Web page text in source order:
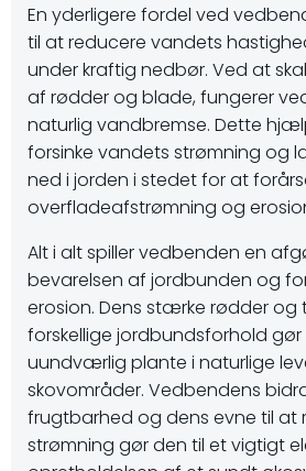
En yderligere fordel ved
til at reducere vandets
under kraftig nedbør. Ved at
af rødder og blade, fungerer
naturlig vandbremse. Dette
forsinke vandets strømning og
ned i jorden i stedet for at
overfladeafstrømning og
Alt i alt spiller vedbenden en
bevarelsen af jordbunden og
erosion. Dens stærke rødder og
forskellige jordbundsforhold gør
uundværlig plante i naturlige
skovområder. Vedbendens
frugtbarhed og dens evne til at
strømning gør den til et vigtigt